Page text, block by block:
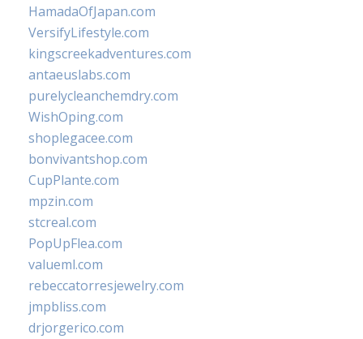
HamadaOfJapan.com
VersifyLifestyle.com
kingscreekadventures.com
antaeuslabs.com
purelycleanchemdry.com
WishOping.com
shoplegacee.com
bonvivantshop.com
CupPlante.com
mpzin.com
stcreal.com
PopUpFlea.com
valueml.com
rebeccatorresjewelry.com
jmpbliss.com
drjorgerico.com